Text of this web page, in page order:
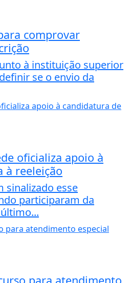
comprovar
à instituição superior
se o envio da
oficializa apoio à
à reeleição
sinalizado esse
participaram da